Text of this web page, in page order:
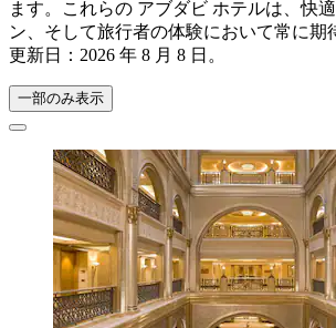
ます。これらの アブダビ ホテルは、快
ン、そして旅行者の体験において常に期
更新日： 2026 年 8 月 8 日 。
一部のみ表示